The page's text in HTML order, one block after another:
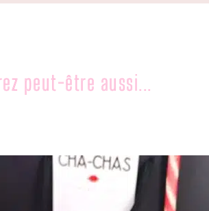
peut-être aussi...